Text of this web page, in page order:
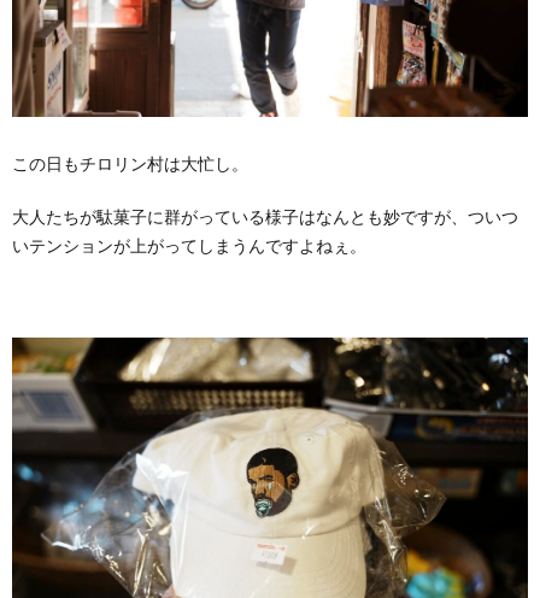
この日もチロリン村は大忙し。
大人たちが駄菓子に群がっている様子はなんとも妙ですが、ついつ
いテンションが上がってしまうんですよねぇ。